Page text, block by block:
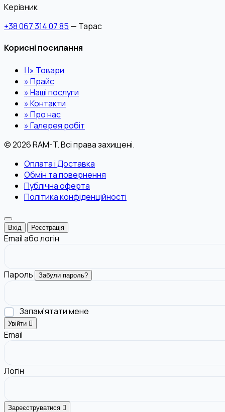
Керівник
+38 067 314 07 85 — Тарас
Корисні посилання
» Товари
»Прайс
»Наші послуги
»Контакти
»Про нас
»Галерея робіт
© 2026 RAM-T. Всі права захищені.
Оплата і Доставка
Обмін та повернення
Публічна оферта
Політика конфіденційності
Вхід Реєстрація
Email або логін
Пароль Забули пароль?
Запам'ятати мене
Увійти
Email
Логін
Зареєструватися